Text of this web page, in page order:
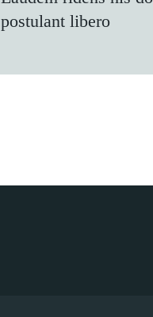
postulant libero